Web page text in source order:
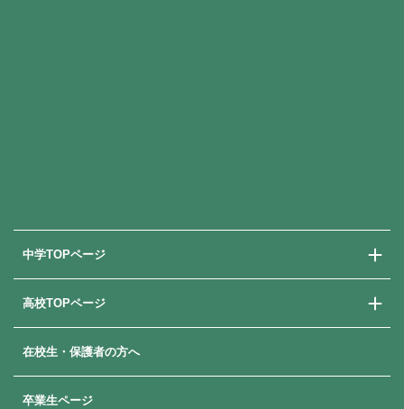
中学TOPページ
中学校での学び
高校TOPページ
高校での学び
在校生・保護者の方へ
卒業生ページ